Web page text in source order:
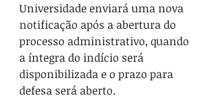
Universidade enviará uma nova
notificação após a abertura do
processo administrativo, quando
a íntegra do indício será
disponibilizada e o prazo para
defesa será aberto.